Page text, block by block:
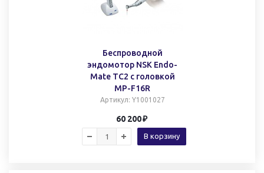
Беспроводной
эндомотор NSK Endo-
Mate TC2 с головкой
MP-F16R
Артикул: Y1001027
60 200
В корзину